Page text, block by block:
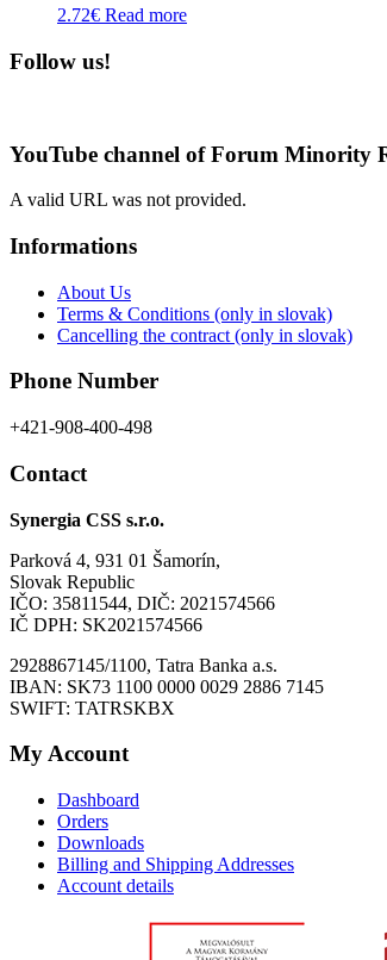
product
2.72€ Read more
Follow us!
YouTube channel of Forum Minority
A valid URL was not provided.
Informations
About Us
Terms & Conditions (only in slovak)
Cancelling the contract (only in slovak)
Phone Number
+421-908-400-498
Contact
Synergia CSS s.r.o.
Parková 4, 931 01 Šamorín,
Slovak Republic
IČO: 35811544, DIČ: 2021574566
IČ DPH: SK2021574566
2928867145/1100, Tatra Banka a.s.
IBAN: SK73 1100 0000 0029 2886 7145
SWIFT: TATRSKBX
My Account
Dashboard
Orders
Downloads
Billing and Shipping Addresses
Account details